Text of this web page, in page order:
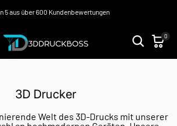
5 aus über 600 Kundenbewertungen
0
3D Drucker
Welt des 3D-Drucks mit unserer